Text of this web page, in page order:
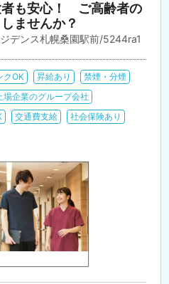
者も安心！ ご高齢者の
ませんか？
デンス札幌桑園駅前/5244ra1
クOK 昇給あり
禁煙・分煙
場企業のグループ会社
交通費支給
社会保険あり